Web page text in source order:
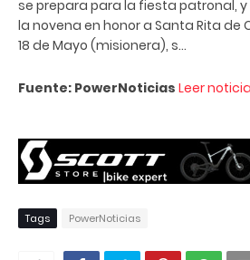
se prepara para la fiesta patronal, y
la novena en honor a Santa Rita de
18 de Mayo (misionera), s...
Fuente: PowerNoticias Leer
Tags PowerNoticias